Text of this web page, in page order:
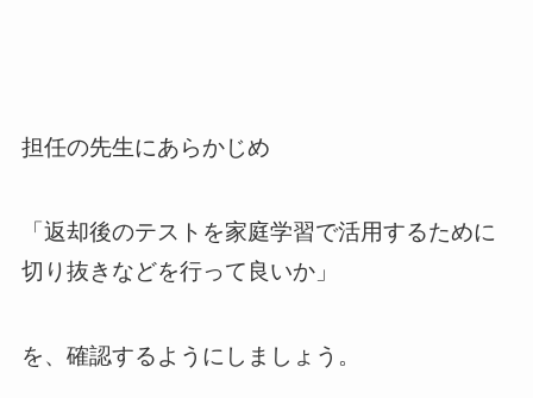
担任の先生にあらかじめ
「返却後のテストを家庭学習で活用するために
切り抜きなどを行って良いか」
を、確認するようにしましょう。